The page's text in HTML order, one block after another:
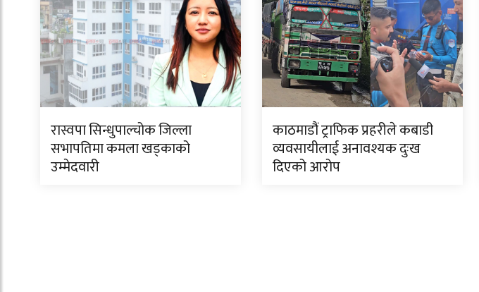
रास्वपा सिन्धुपाल्चोक जिल्ला
सभापतिमा कमला खड्काको
उम्मेदवारी
काठमाडौं ट्राफिक प्रहरीले कबाडी
व्यवसायीलाई अनावश्यक दुःख
दिएको आरोप